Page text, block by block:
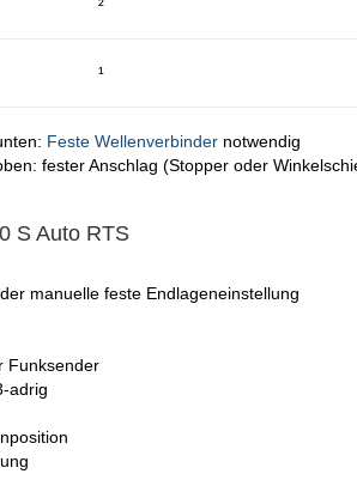
²
¹
Feste Wellenverbinder notwendig
fester Anschlag (Stopper oder
S Auto RTS
manuelle feste Endlageneinstellung
Funksender
adrig